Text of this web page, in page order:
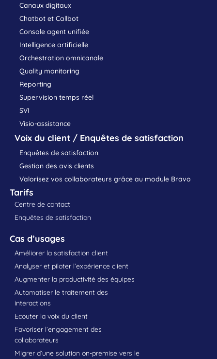
Canaux digitaux
Chatbot et Callbot
Console agent unifiée
Intelligence artificielle
Orchestration omnicanale
Quality monitoring
Reporting
Supervision temps réel
SVI
Visio-assistance
Voix du client / Enquêtes de satisfaction
Enquêtes de satisfaction
Gestion des avis clients
Valorisez vos collaborateurs grâce au module Bravo
Tarifs
Centre de contact
Enquêtes de satisfaction
Cas d’usages
Améliorer la satisfaction client
Analyser et piloter l’expérience client
Augmenter la productivité des équipes
Automatiser le traitement des
interactions
Ecouter la voix du client
Favoriser l’engagement des
collaborateurs
Migrer d’une solution on-premise vers le